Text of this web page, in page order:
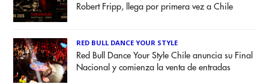
Robert Fripp, llega por primera vez a Chile
RED BULL DANCE YOUR STYLE
Red Bull Dance Your Style Chile anuncia su Final
Nacional y comienza la venta de entradas